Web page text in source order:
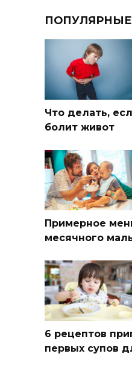
ПОПУЛЯРНЫЕ
Что делать,
болит живот
Примерное
месячного
6 рецептов
первых супов